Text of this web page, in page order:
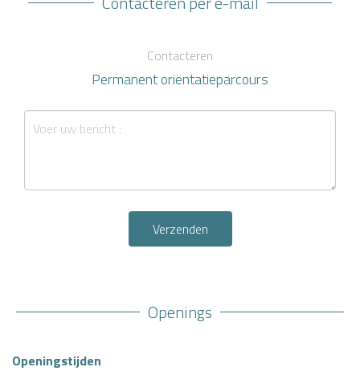
Contacteren
Permanent oriëntatieparcours
Verzenden
Openings
Openingstijden